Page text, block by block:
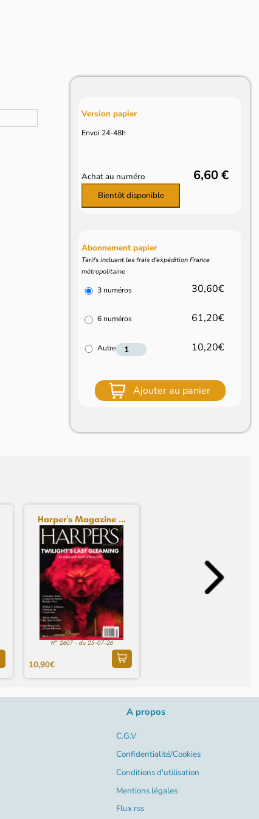
Version papier
Envoi 24-48h
Achat au numéro 6,60 €
Bientôt disponible
Abonnement papier
Tarifs incluant les frais d'expédition France
métropolitaine
3 numéros 30,60€
6 numéros 61,20€
Autre 10,20€
Ajouter au panier
Harper's Magazine ...
N° 2607 - du 25-07-26
10,90€
A propos
C.G.V
Confidentialité/Cookies
Conditions d'utilisation
Mentions légales
Flux rss